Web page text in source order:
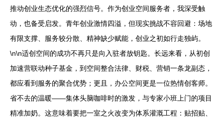
推动创业生态优化的强烈信号。作为创业空间服务者，我深受触
动，也备受启发。青年创业激情四溢，但现实挑战不容回避：场地
有限支撑、服务较分散、精神缺少赋能，创业之初如行走独屿。
\n\n适创空间的成功不再只是向入驻者放钥匙。长远来看，从初创
加速营联动种子基金，到空间整合法律、财税、营销一条龙副态，
都应看到服务的聚合优势；更且，办公空间更是一位热情创客师。
省不去的温暖——集体头脑咖啡时的激发，与专家小班上门的项目
精准加奶。这意味着要把一室之火改变为体系灌溉工程：贴招贴、